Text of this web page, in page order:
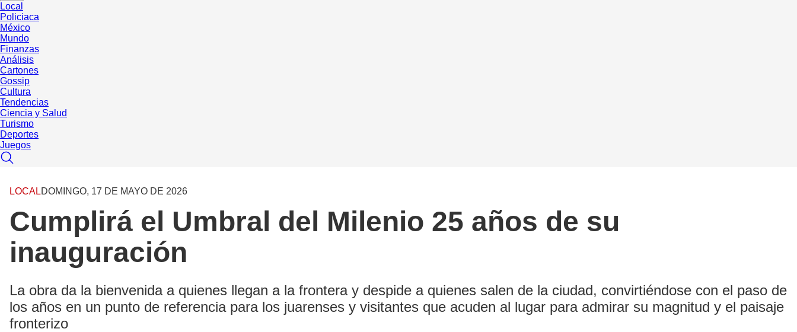
Local
Policiaca
México
Mundo
Finanzas
Análisis
Cartones
Gossip
Cultura
Tendencias
Ciencia y Salud
Turismo
Deportes
Juegos
LOCALDOMINGO, 17 DE MAYO DE 2026
Cumplirá el Umbral del Milenio 25 años de su
inauguración
La obra da la bienvenida a quienes llegan a la frontera y despide a quienes salen de la ciudad, convirtiéndose con el paso de
los años en un punto de referencia para los juarenses y visitantes que acuden al lugar para admirar su magnitud y el paisaje
fronterizo